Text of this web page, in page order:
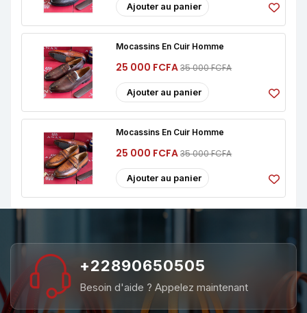
Ajouter au panier
Mocassins En Cuir Homme
25 000 FCFA35 000 FCFA
Ajouter au panier
Mocassins En Cuir Homme
25 000 FCFA35 000 FCFA
Ajouter au panier
+22890650505
Besoin d'aide ? Appelez maintenant